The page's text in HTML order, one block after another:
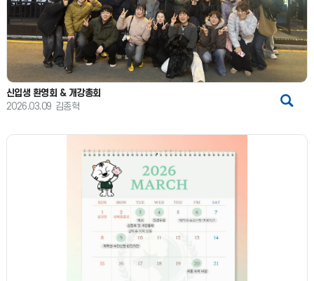
신입생 환영회 & 개강총회
2026.03.09 김종혁